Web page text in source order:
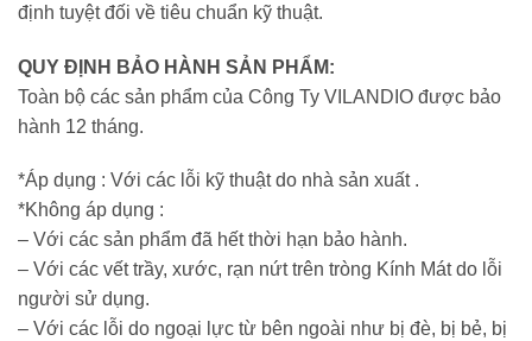
định tuyệt đối về tiêu chuẩn kỹ thuật.
QUY ĐỊNH BẢO HÀNH SẢN PHẨM:
Toàn bộ các sản phẩm của Công Ty VILANDIO được bảo
hành 12 tháng.
*Áp dụng : Với các lỗi kỹ thuật do nhà sản xuất .
*Không áp dụng :
– Với các sản phẩm đã hết thời hạn bảo hành.
– Với các vết trầy, xước, rạn nứt trên tròng Kính Mát do lỗi
người sử dụng.
– Với các lỗi do ngoại lực từ bên ngoài như bị đè, bị bẻ, bị